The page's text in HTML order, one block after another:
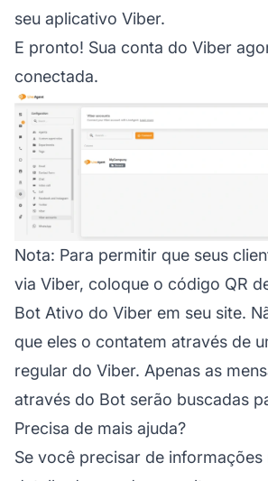
seu aplicativo Viber.
E pronto! Sua conta do Viber
conectada.
Nota: Para permitir que seus
via Viber, coloque o código QR
Bot Ativo do Viber em seu site.
que eles o contatem através de
regular do Viber. Apenas as
através do Bot serão buscadas
Precisa de mais ajuda?
Se você precisar de informações